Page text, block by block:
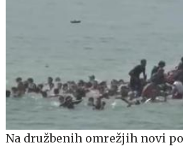
Na družbenih omrežjih novi